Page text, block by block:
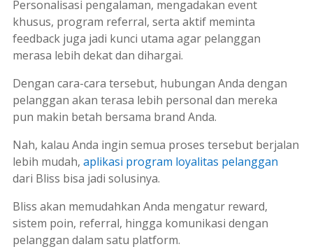
Personalisasi pengalaman, mengadakan event
khusus, program referral, serta aktif meminta
feedbackjuga jadi kunci utama agar pelanggan
merasa lebih dekat dan dihargai.
Dengan cara-cara tersebut, hubungan Anda dengan
pelanggan akan terasa lebih personal dan mereka
pun makin betah bersama brand Anda.
Nah, kalau Anda ingin semua proses tersebut berjalan
lebih mudah, aplikasi program loyalitas pelanggan
dari Bliss bisa jadi solusinya.
Bliss akan memudahkan Anda mengatur reward,
sistem poin, referral, hingga komunikasi dengan
pelanggan dalam satu platform.